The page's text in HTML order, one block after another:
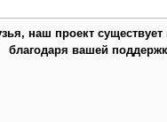
наш проект
благодаря вашей